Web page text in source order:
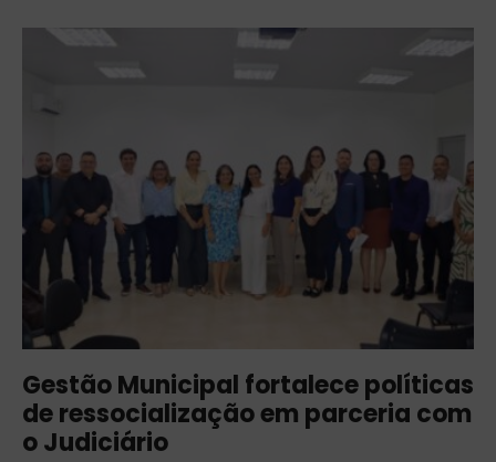
Gestão Municipal fortalece políticas
de ressocialização em parceria com
o Judiciário